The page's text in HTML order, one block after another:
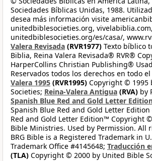
Sociedades Bíblicas Unidas, 1988.
desea más información visite
unitedbiblesocieties.org, vivelabiblia.com,
unitedbiblesocieties.org/es/casa/,
Valera Revisada (RVR1977) Texto bíblico
Biblia, Reina Valera Revisada® RVR®
HarperCollins Christian Publishing®
Reservados todos los derechos en todo
Valera 1995 (RVR1995) Copyright © 1995
Societies; Reina-Valera Antigua (RVA) by
Spanish Blue Red and Gold Letter
Spanish Blue Red and Gold Letter Edition
Red and Gold Letter Edition™ Copyright ©
Bible Ministries. Used by Permission. All
BRG Bible is a Registered Trademark in
Trademark Office #4145648; Traducción
(TLA) Copyright © 2000 by United Bible